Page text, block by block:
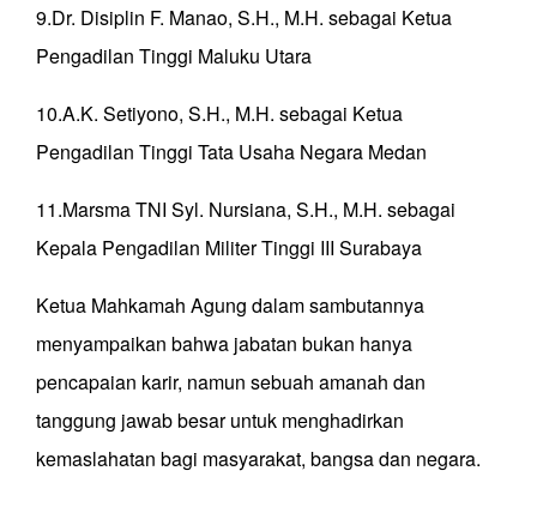
9.⁠Dr. Disiplin F. Manao, S.H., M.H. sebagai Ketua
Pengadilan Tinggi Maluku Utara
10.⁠A.K. Setiyono, S.H., M.H. sebagai Ketua
Pengadilan Tinggi Tata Usaha Negara Medan
11.⁠Marsma TNI Syl. Nursiana, S.H., M.H. sebagai
Kepala Pengadilan Militer Tinggi III Surabaya
Ketua Mahkamah Agung dalam sambutannya
menyampaikan bahwa jabatan bukan hanya
pencapaian karir, namun sebuah amanah dan
tanggung jawab besar untuk menghadirkan
kemaslahatan bagi masyarakat, bangsa dan negara.